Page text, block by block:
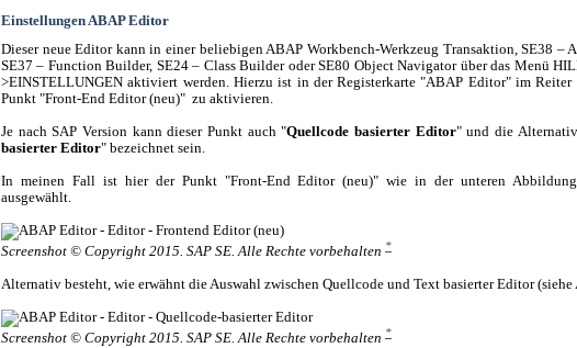
Einstellungen ABAP Editor
Dieser neue Editor kann in einer beliebigen ABAP Workbench-Werkzeug Transaktion, SE38 –
SE37 – Function Builder, SE24 – Class Builder oder SE80 Object Navigator über das Menü
>EINSTELLUNGEN aktiviert werden. Hierzu ist in der Registerkarte "ABAP Editor" im
Punkt "Front-End Editor (neu)" zu aktivieren.
Je nach SAP Version kann dieser Punkt auch "Quellcode basierter Editor" und die
basierter Editor" bezeichnet sein.
In meinen Fall ist hier der Punkt "Front-End Editor (neu)" wie in der unteren
ausgewählt.
Screenshot © Copyright 2015. SAP SE. Alle Rechte vorbehalten *
Alternativ besteht, wie erwähnt die Auswahl zwischen Quellcode und Text basierter Editor
Screenshot © Copyright 2015. SAP SE. Alle Rechte vorbehalten *